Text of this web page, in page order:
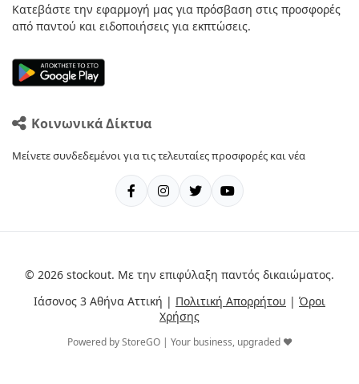
Κατεβάστε την εφαρμογή μας για πρόσβαση στις προσφορές
από παντού και ειδοποιήσεις για εκπτώσεις.
Κοινωνικά Δίκτυα
Μείνετε συνδεδεμένοι για τις τελευταίες προσφορές και νέα
© 2026 stockout. Με την επιφύλαξη παντός δικαιώματος.
Ιάσονος 3 Αθήνα Αττική | Πολιτική Απορρήτου | Όροι
Χρήσης
Powered by StoreGO | Your business, upgraded ❤️